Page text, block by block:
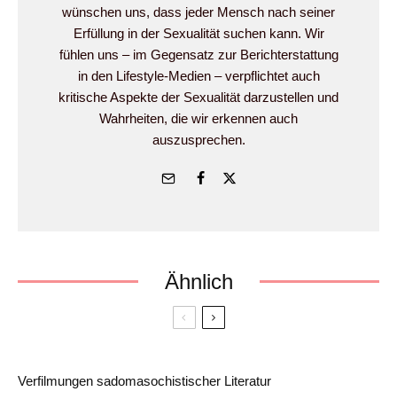
wünschen uns, dass jeder Mensch nach seiner
Erfüllung in der Sexualität suchen kann. Wir
fühlen uns – im Gegensatz zur Berichterstattung
in den Lifestyle-Medien – verpflichtet auch
kritische Aspekte der Sexualität darzustellen und
Wahrheiten, die wir erkennen auch
auszusprechen.
Ähnlich
Verfilmungen sadomasochistischer Literatur